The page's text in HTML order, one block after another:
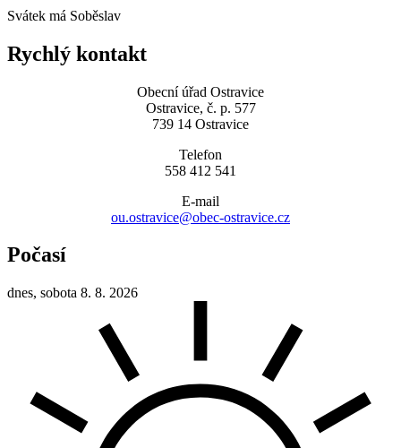
Svátek má Soběslav
Rychlý kontakt
Obecní úřad Ostravice
Ostravice, č. p. 577
739 14 Ostravice
Telefon
558 412 541
E-mail
ou.ostravice@obec-ostravice.cz
Počasí
dnes, sobota 8. 8. 2026